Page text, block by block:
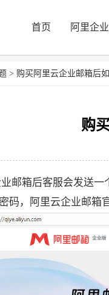
首页 阿里企
> 购买阿里云企业邮箱后
购
邮箱后客服会发送一
码，阿里云企业邮箱